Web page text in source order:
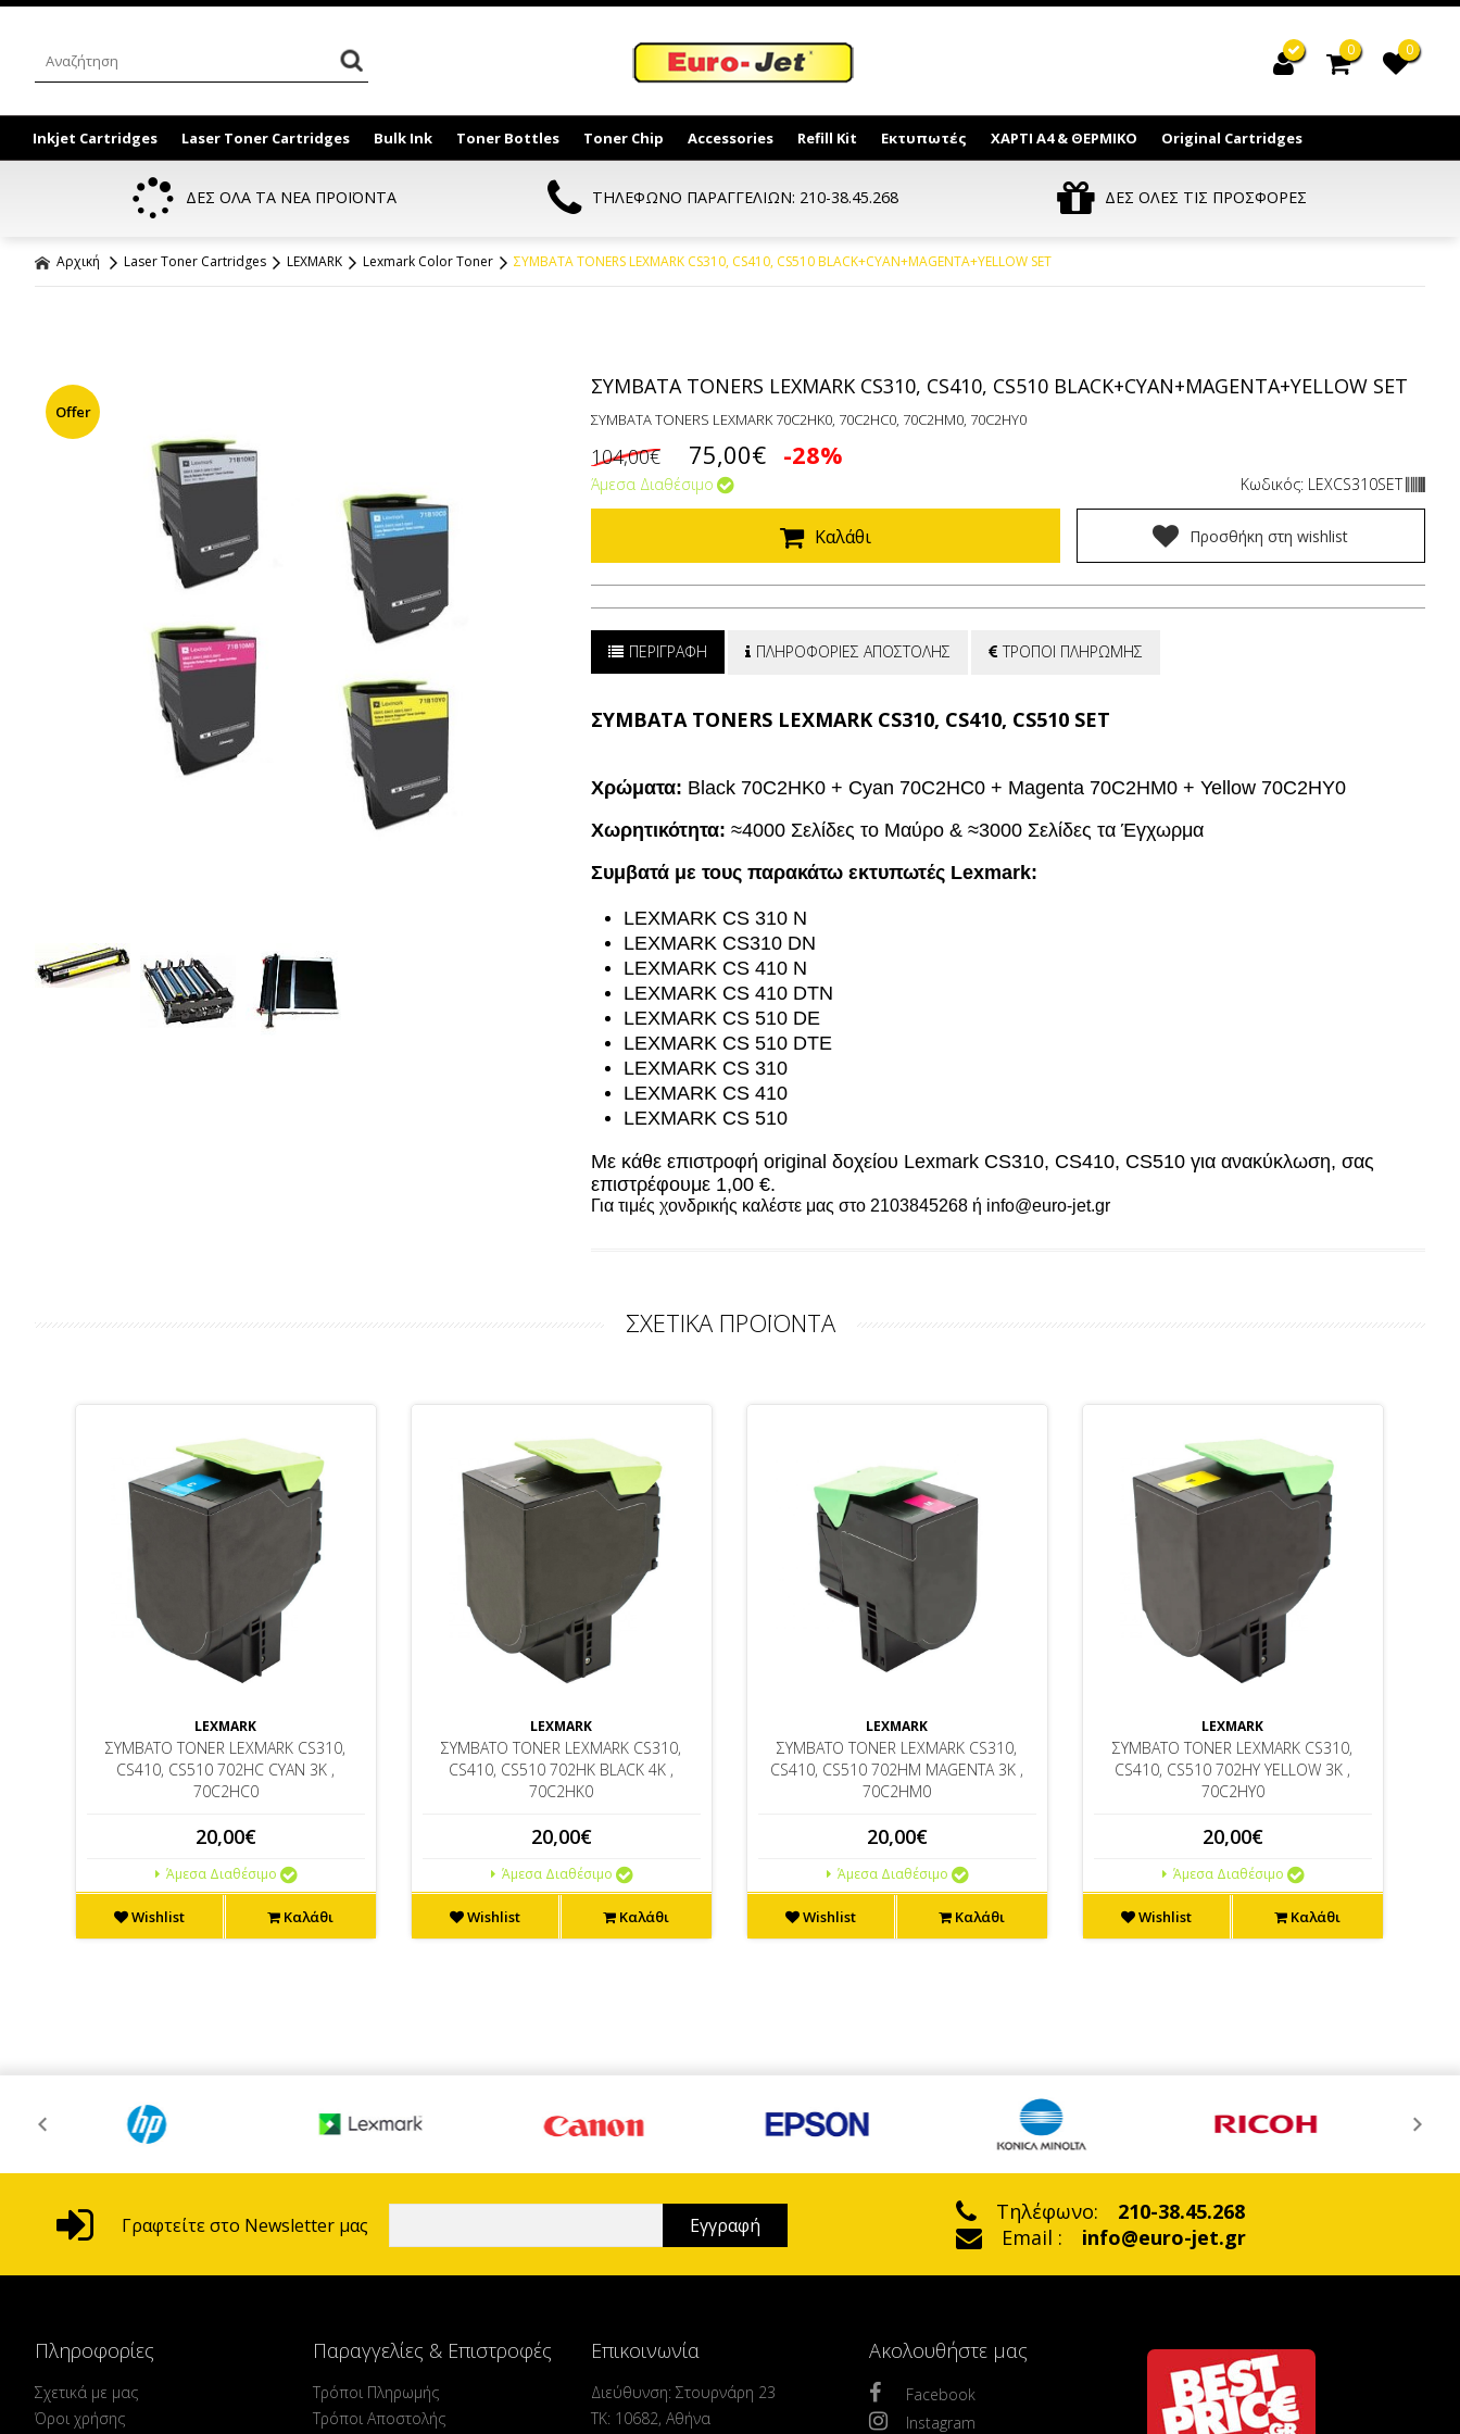
0 0
Inkjet Cartridges Laser Toner Cartridges Bulk Ink Toner Bottles Toner Chip Accessories Refill Kit Εκτυπωτές ΧΑΡΤΙ Α4 & ΘΕΡΜΙΚΟ Original Cartridges
ΔΕΣ ΟΛΑ ΤΑ ΝΕΑ ΠΡΟΪΟΝΤΑ ΤΗΛΕΦΩΝΟ ΠΑΡΑΓΓΕΛΙΩΝ: 210-38.45.268 ΔΕΣ ΟΛΕΣ ΤΙΣ ΠΡΟΣΦΟΡΕΣ
Αρχική Laser Toner Cartridges LEXMARK Lexmark Color Toner ΣΥΜΒΑΤΑ TONERS LEXMARK CS310, CS410, CS510 BLACK+CYAN+MAGENTA+YELLOW SET
Offer
ΣΥΜΒΑΤΑ TONERS LEXMARK CS310, CS410, CS510 BLACK+CYAN+MAGENTA+YELLOW SET
ΣΥΜΒΑΤA TONERS LEXMARK 70C2HK0, 70C2HC0, 70C2HM0, 70C2HY0
104,00€ 75,00€ -28%
Άμεσα Διαθέσιμο Κωδικός: LEXCS310SET
Καλάθι Προσθήκη στη wishlist
ΠΕΡΙΓΡΑΦΗ ΠΛΗΡΟΦΟΡΙΕΣ ΑΠΟΣΤΟΛΗΣ ΤΡΟΠΟΙ ΠΛΗΡΩΜΗΣ
ΣΥΜΒΑΤΑ TONERS LEXMARK CS310, CS410, CS510 SET
Χρώματα: Black 70C2HK0 + Cyan 70C2HC0 + Magenta 70C2HM0 + Yellow 70C2HY0
Χωρητικότητα: ≈4000 Σελίδες το Μαύρο & ≈3000 Σελίδες τα Έγχωρμα
Συμβατά με τους παρακάτω εκτυπωτές Lexmark:
LEXMARK CS 310 N
LEXMARK CS310 DN
LEXMARK CS 410 N
LEXMARK CS 410 DTN
LEXMARK CS 510 DE
LEXMARK CS 510 DTE
LEXMARK CS 310
LEXMARK CS 410
LEXMARK CS 510
Με κάθε επιστροφή original δοχείου Lexmark CS310, CS410, CS510 για ανακύκλωση, σας
επιστρέφουμε 1,00 €.
Για τιμές χονδρικής καλέστε μας στο 2103845268 ή info@euro-jet.gr
ΣΧΕΤΙΚΑ ΠΡΟΪΟΝΤΑ
LEXMARK
ΣΥΜΒΑΤΟ TONER LEXMARK CS310,
CS410, CS510 702HC CYAN 3K ,
70C2HC0
20,00€
Άμεσα Διαθέσιμο
Wishlist Καλάθι
LEXMARK
ΣΥΜΒΑΤΟ TONER LEXMARK CS310,
CS410, CS510 702HK BLACK 4K ,
70C2HK0
20,00€
Άμεσα Διαθέσιμο
Wishlist Καλάθι
LEXMARK
ΣΥΜΒΑΤΟ TONER LEXMARK CS310,
CS410, CS510 702HM MAGENTA 3K ,
70C2HM0
20,00€
Άμεσα Διαθέσιμο
Wishlist Καλάθι
LEXMARK
ΣΥΜΒΑΤΟ TONER LEXMARK CS310,
CS410, CS510 702HY YELLOW 3K ,
70C2HY0
20,00€
Άμεσα Διαθέσιμο
Wishlist Καλάθι
Γραφτείτε στο Newsletter μας
Τηλέφωνο:
210-38.45.268
Email :
info@euro-jet.gr
Πληροφορίες
Σχετικά με μας
Όροι χρήσης
Παραγγελίες & Επιστροφές
Τρόποι Πληρωμής
Τρόποι Αποστολής
Επικοινωνία
Διεύθυνση: Στουρνάρη 23
ΤΚ: 10682, Αθήνα
Ακολουθήστε μας
Facebook
Instagram